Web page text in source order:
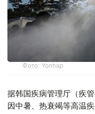
Фото: Yonhap
据韩国疾病管理厅（疾
因中暑、热衰竭等高温